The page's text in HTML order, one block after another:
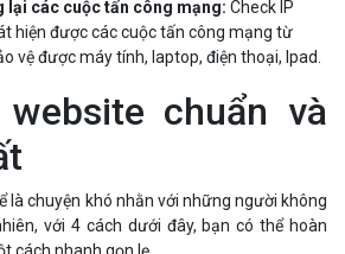
lại các cuộc tấn công mạng: Check IP
hiện được các cuộc tấn công mạng từ
vệ được máy tính, laptop, điện thoại, Ipad.
chuẩn và
là chuyện khó nhằn với những người không
với 4 cách dưới đây, bạn có thể hoàn